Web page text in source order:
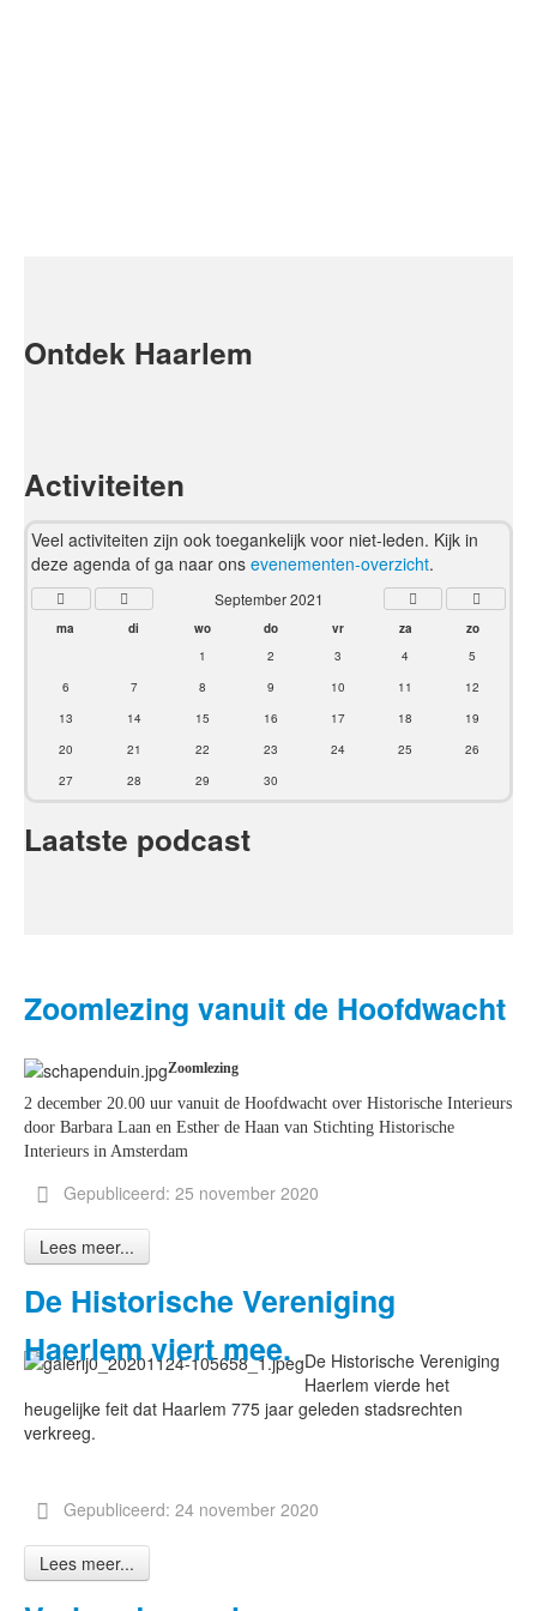
Ontdek Haarlem
Activiteiten
Veel activiteiten zijn ook toegankelijk voor niet-leden. Kijk in
deze agenda of ga naar ons evenementen-overzicht.
September 2021
ma di wo do vr za
zo
1
2 3 4
5
6
7 8 9 10 11
12
13
14 15 16 17 18
19
20
21 22 23 24 25
26
27
28 29 30
Laatste podcast
Zoomlezing vanuit de Hoofdwacht
Zoomlezing
2 december 20.00 uur vanuit de Hoofdwacht over Historische Interieurs
door Barbara Laan en Esther de Haan van Stichting Historische
Interieurs in Amsterdam
Gepubliceerd: 25 november 2020
Lees meer...
De Historische Vereniging
Haerlem viert mee.
De Historische Vereniging
Haerlem vierde het
heugelijke feit dat Haarlem 775 jaar geleden stadsrechten
verkreeg.
Gepubliceerd: 24 november 2020
Lees meer...